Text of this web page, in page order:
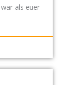
als euer